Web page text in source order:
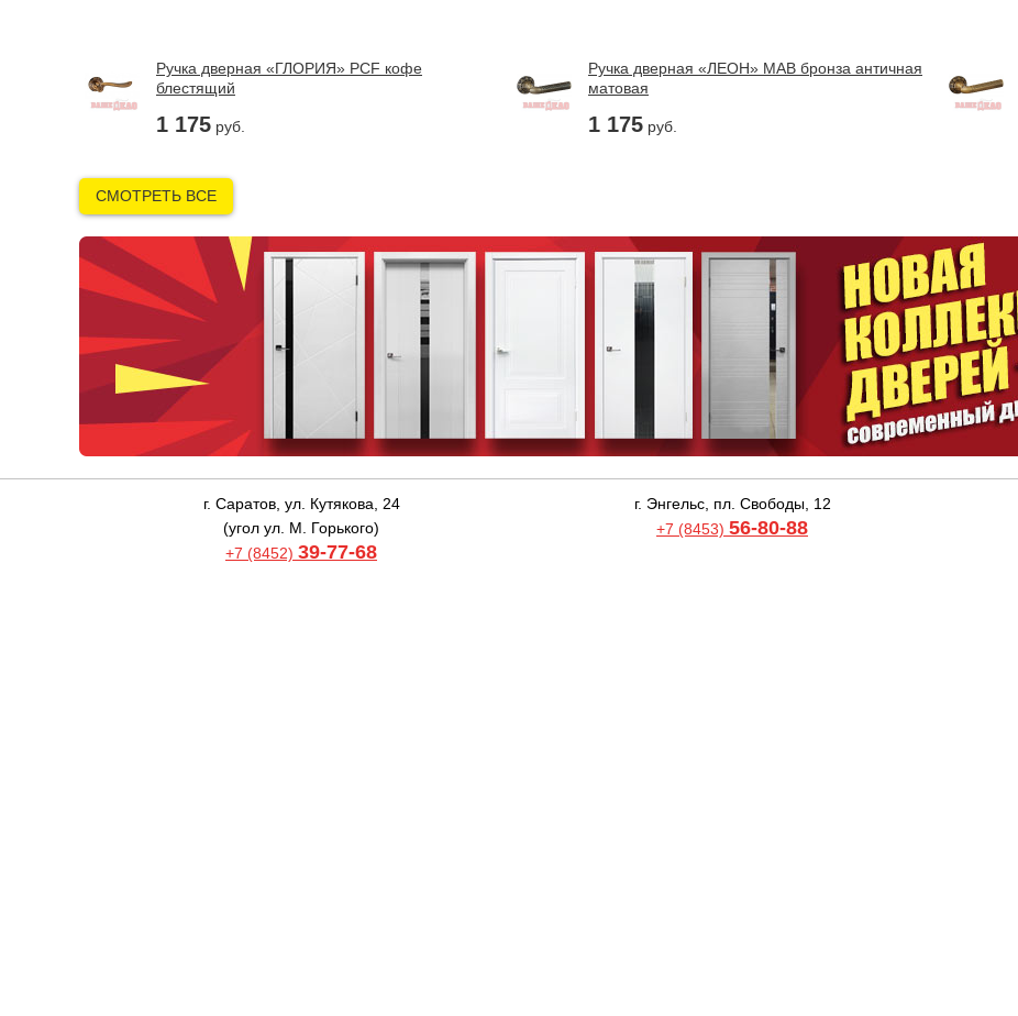
Ручка дверная «ГЛОРИЯ» PCF кофе
блестящий
1 175 руб.
Ручка дверная «ЛЕОН» MAB бронза античная
матовая
1 175 руб.
СМОТРЕТЬ ВСЕ
г. Саратов, ул. Кутякова, 24
(угол ул. М. Горького)
+7 (8452) 39-77-68
г. Энгельс, пл. Свободы, 12
+7 (8453) 56-80-88